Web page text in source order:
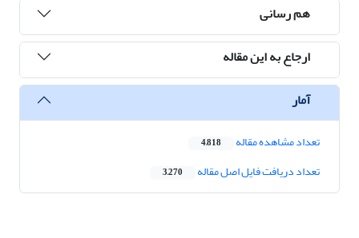
هم رسانی
ارجاع به این مقاله
آمار
تعداد مشاهده مقاله 4,818
تعداد دریافت فایل اصل مقاله 3,270